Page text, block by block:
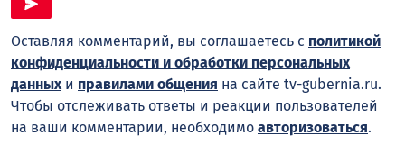
Оставляя комментарий, вы соглашаетесь с политикой
конфиденциальности и обработки персональных
данных и правилами общения на сайте tv-gubernia.ru.
Чтобы отслеживать ответы и реакции пользователей
на ваши комментарии, необходимо авторизоваться.